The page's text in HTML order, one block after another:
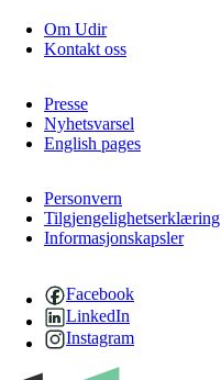
Om Udir
Kontakt oss
Presse
Nyhetsvarsel
English pages
Personvern
Tilgjengelighetserklæring
Informasjonskapsler
Facebook
LinkedIn
Instagram